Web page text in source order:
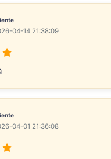
04-14 21:38:09
04-01 21:36:08